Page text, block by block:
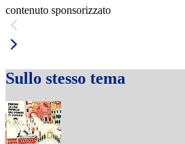
contenuto sponsorizzato
Sullo stesso tema